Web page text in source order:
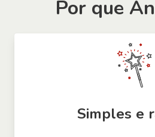
Por que
Simples e